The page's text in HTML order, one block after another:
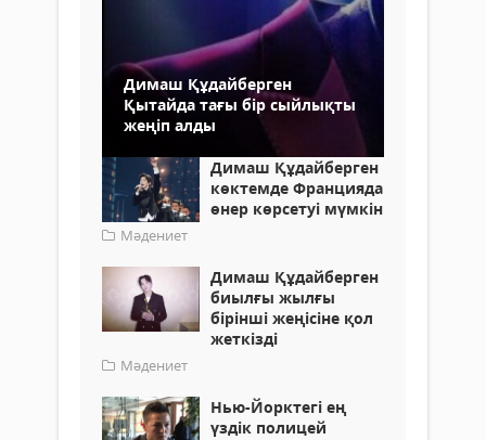
Димаш Құдайберген
Қытайда тағы бір сыйлықты
жеңіп алды
Димаш Құдайберген
көктемде Францияда
өнер көрсетуі мүмкін
Мәдениет
Димаш Құдайберген
биылғы жылғы
бірінші жеңісіне қол
жеткізді
Мәдениет
Нью-Йорктегі ең
үздік полицей